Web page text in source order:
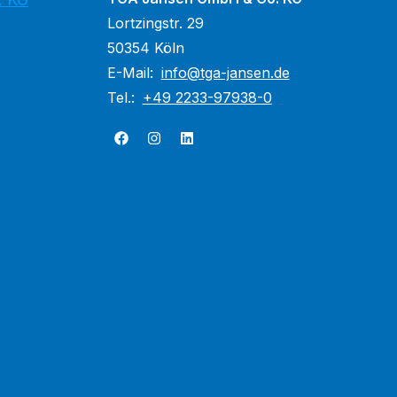
Lortzingstr. 29
50354 Köln
E-Mail: info@tga-jansen.de
Tel.: +49 2233-97938-0